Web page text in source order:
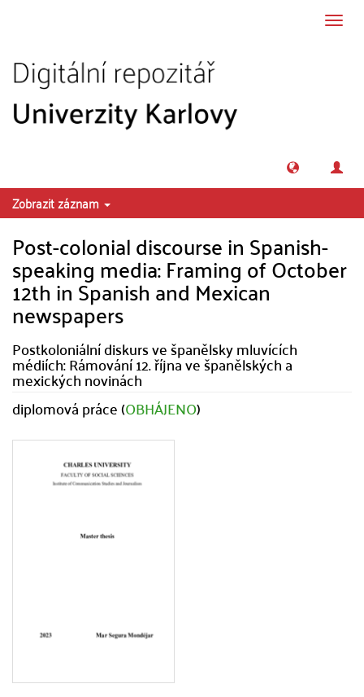
Zobrazit záznam
Post-colonial discourse in Spanish-
speaking media: Framing of October
12th in Spanish and Mexican
newspapers
Postkoloniální diskurs ve španělsky mluvících
médiích: Rámování 12. října ve španělských a
mexických novinách
diplomová práce (OBHÁJENO)